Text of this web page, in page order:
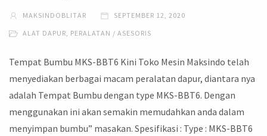
MAKSINDOBLITAR SEPTEMBER 12, 2020
ALAT DAPUR PERALATAN / ASESORIS
Tempat Bumbu MKS-BBT6 Kini Toko Mesin Maksindo telah
menyediakan berbagai macam peralatan dapur, diantara nya
adalah Tempat Bumbu dengan type MKS-BBT6. Dengan
menggunakan ini akan semakin memudahkan anda dalam
menyimpan bumbu” masakan. Spesifikasi : Type : MKS-BBT6